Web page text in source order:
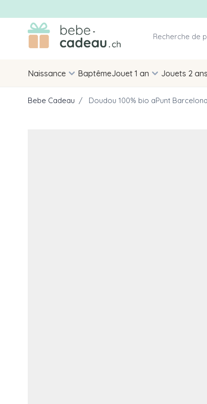
Allez au contenu
Naissance BaptêmeJouet 1 an Jouets 2 ans
Bebe Cadeau / Doudou 100% bio aPunt